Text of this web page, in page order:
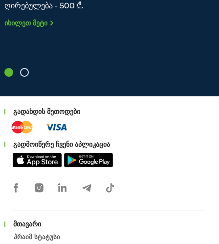
ღირებულება - 500 ₾.
იხილეთ მეტი
გადახდის მეთოდები
გადმოიწერე ჩვენი აპლიკაცია
მთავარი
Პრაიმ Სტატუსი